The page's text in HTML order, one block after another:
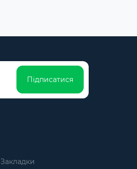
Підписатися
Закладки